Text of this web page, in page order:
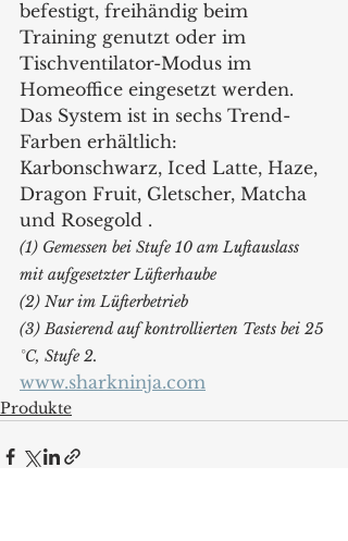
befestigt, freihändig beim
Training genutzt oder im
Tischventilator-Modus im
Homeoffice eingesetzt werden.
Das System ist in sechs Trend-
Farben erhältlich:
Karbonschwarz, Iced Latte, Haze,
Dragon Fruit, Gletscher, Matcha
und Rosegold .
(1) Gemessen bei Stufe 10 am Luftauslass
mit aufgesetzter Lüfterhaube
(2) Nur im Lüfterbetrieb
(3) Basierend auf kontrollierten Tests bei 25
°C, Stufe 2.
www.sharkninja.com
Produkte